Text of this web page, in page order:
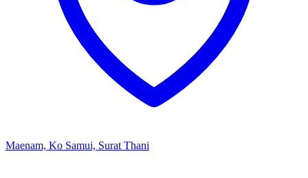
Maenam, Ko Samui, Surat Thani